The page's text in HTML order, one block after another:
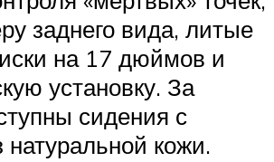
заднего вида, литые
на 17 дюймов и
установку. За
сидения с
натуральной кожи.